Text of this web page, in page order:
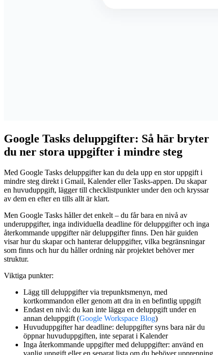
Google Tasks deluppgifter: Så här bryter
du ner stora uppgifter i mindre steg
Med Google Tasks deluppgifter kan du dela upp en stor uppgift i
mindre steg direkt i Gmail, Kalender eller Tasks-appen. Du skapar
en huvuduppgift, lägger till checklistpunkter under den och kryssar
av dem en efter en tills allt är klart.
Men Google Tasks håller det enkelt – du får bara en nivå av
underuppgifter, inga individuella deadline för deluppgifter och inga
återkommande uppgifter när deluppgifter finns. Den här guiden
visar hur du skapar och hanterar deluppgifter, vilka begränsningar
som finns och hur du håller ordning när projektet behöver mer
struktur.
Viktiga punkter:
Lägg till deluppgiftervia trepunktsmenyn, med
kortkommandon eller genom att dra in en befintlig uppgift
Endast en nivå: du kan inte lägga en deluppgift under en
annan deluppgift (Google Workspace Blog)
Huvuduppgifter har deadline: deluppgifter syns bara när du
öppnar huvuduppgiften, inte separat i Kalender
Inga återkommande uppgifter med deluppgifter: använd en
vanlig uppgift eller en separat lista om du behöver upprepning